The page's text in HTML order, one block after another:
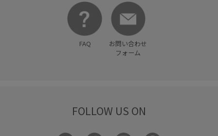
FAQ
お問い合わせ
フォーム
FOLLOW US ON